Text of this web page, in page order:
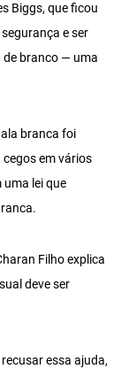
Biggs, que ficou
e ser
de branco — uma
branca foi
em vários
uma lei que
Filho explica
deve ser
essa ajuda,